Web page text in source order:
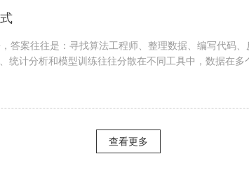
答案往往是：寻找算法工程师、整理数据、编写代码
计分析和模型训练往往分散在不同工具中，数据在
查看更多